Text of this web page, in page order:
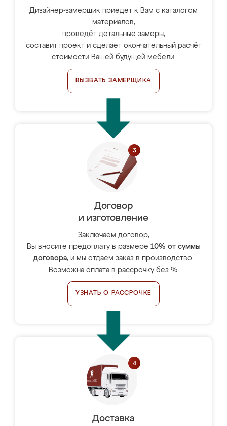
Дизайнер-замерщик приедет к Вам с каталогом
материалов,
проведёт детальные замеры,
составит проект и сделает окончательный расчёт
стоимости Вашей будущей мебели.
ВЫЗВАТЬ ЗАМЕРЩИКА
Договор
и изготовление
Заключаем договор,
Вы вносите предоплату в размере 10% от суммы
договора, и мы отдаём заказ в производство.
Возможна оплата в рассрочку без %.
УЗНАТЬ О РАССРОЧКЕ
Доставка